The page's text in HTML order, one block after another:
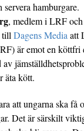
hamburgare.
, medlem i LRF
till Dagens Media att
är emot en köttfri
av
äta kött.
att ungarna ska få
Det är särskilt